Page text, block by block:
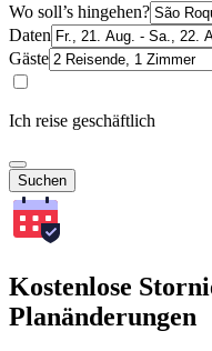
Wo soll’s hingehen?
Daten
Gäste
Ich reise geschäftlich
Suchen
Kostenlose
Planänderungen